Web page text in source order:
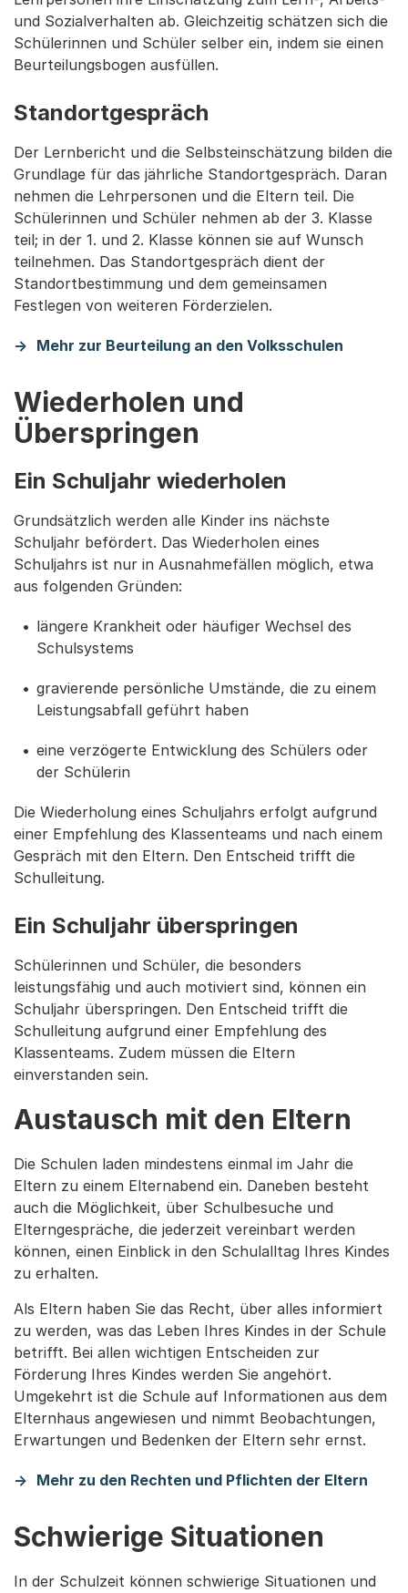
und Sozialverhalten ab. Gleichzeitig schätzen sich die
Schülerinnen und Schüler selber ein, indem sie einen
Beurteilungsbogen ausfüllen.
Standortgespräch
Der Lernbericht und die Selbsteinschätzung bilden die
Grundlage für das jährliche Standortgespräch. Daran
nehmen die Lehrpersonen und die Eltern teil. Die
Schülerinnen und Schüler nehmen ab der 3. Klasse
teil; in der 1. und 2. Klasse können sie auf Wunsch
teilnehmen. Das Standortgespräch dient der
Standortbestimmung und dem gemeinsamen
Festlegen von weiteren Förderzielen.
Mehr zur Beurteilung an den Volksschulen
Wiederholen und
Überspringen
Ein Schuljahr wiederholen
Grundsätzlich werden alle Kinder ins nächste
Schuljahr befördert. Das Wiederholen eines
Schuljahrs ist nur in Ausnahmefällen möglich, etwa
aus folgenden Gründen:
längere Krankheit oder häufiger Wechsel des
Schulsystems
gravierende persönliche Umstände, die zu einem
Leistungsabfall geführt haben
eine verzögerte Entwicklung des Schülers oder
der Schülerin
Die Wiederholung eines Schuljahrs erfolgt aufgrund
einer Empfehlung des Klassenteams und nach einem
Gespräch mit den Eltern. Den Entscheid trifft die
Schulleitung.
Ein Schuljahr überspringen
Schülerinnen und Schüler, die besonders
leistungsfähig und auch motiviert sind, können ein
Schuljahr überspringen. Den Entscheid trifft die
Schulleitung aufgrund einer Empfehlung des
Klassenteams. Zudem müssen die Eltern
einverstanden sein.
Austausch mit den Eltern
Die Schulen laden mindestens einmal im Jahr die
Eltern zu einem Elternabend ein. Daneben besteht
auch die Möglichkeit, über Schulbesuche und
Elterngespräche, die jederzeit vereinbart werden
können, einen Einblick in den Schulalltag Ihres Kindes
zu erhalten.
Als Eltern haben Sie das Recht, über alles informiert
zu werden, was das Leben Ihres Kindes in der Schule
betrifft. Bei allen wichtigen Entscheiden zur
Förderung Ihres Kindes werden Sie angehört.
Umgekehrt ist die Schule auf Informationen aus dem
Elternhaus angewiesen und nimmt Beobachtungen,
Erwartungen und Bedenken der Eltern sehr ernst.
Mehr zu den Rechten und Pflichten der Eltern
Schwierige Situationen
In der Schulzeit können schwierige Situationen und